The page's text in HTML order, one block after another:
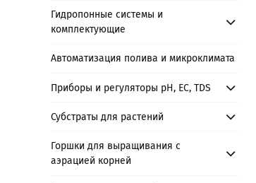
Гидропонные системы и
комплектующие
Автоматизация полива и микроклимата
Приборы и регуляторы рН, EC, TDS
Субстраты для растений
Горшки для выращивания с
аэрацией корней